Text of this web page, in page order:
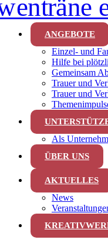
ANGEBOTE
Einzel- und
Hilfe bei
Gemeinsam
Trauer und
Trauer und
Als
ÜBER UNS
AKTUELLES
News